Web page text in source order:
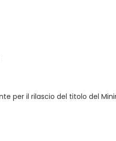
per il rilascio del titolo del